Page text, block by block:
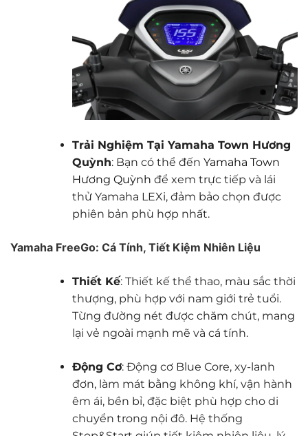
Trải Nghiệm Tại Yamaha Town Hương
Quỳnh: Bạn có thể đến Yamaha Town
Hương Quỳnh để xem trực tiếp và lái
thử Yamaha LEXi, đảm bảo chọn được
phiên bản phù hợp nhất.
Yamaha FreeGo: Cá Tính, Tiết Kiệm Nhiên Liệu
Thiết Kế: Thiết kế thể thao, màu sắc thời
thượng, phù hợp với nam giới trẻ tuổi.
Từng đường nét được chăm chút, mang
lại vẻ ngoài mạnh mẽ và cá tính.
Động Cơ: Động cơ Blue Core, xy-lanh
đơn, làm mát bằng không khí, vận hành
êm ái, bền bỉ, đặc biệt phù hợp cho di
chuyển trong nội đô. Hệ thống